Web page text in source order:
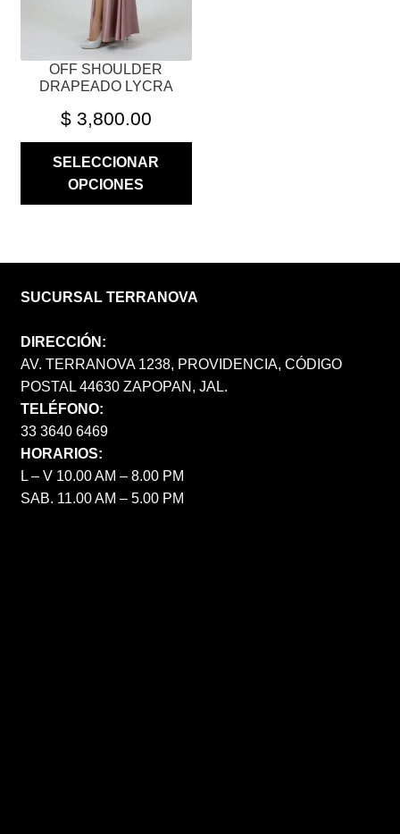
OFF SHOULDER
DRAPEADO LYCRA
$3,800.00
SELECCIONAR
OPCIONES
SUCURSAL TERRANOVA
DIRECCIÓN:
AV. TERRANOVA 1238, PROVIDENCIA, CÓDIGO
POSTAL 44630 ZAPOPAN, JAL.
TELÉFONO:
33 3640 6469
HORARIOS:
L – V 10.00 AM – 8.00 PM
SAB. 11.00 AM – 5.00 PM